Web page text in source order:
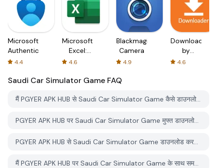
Microsoft
Authenticator
4.4
Microsoft
Excel:
Spreadsheets
4.6
Blackmagic
Camera
4.9
Downloader
by
AFTVnews
4.6
Saudi Car Simulator Game FAQ
मैं PGYER APK HUB से Saudi Car Simulator Game कैसे डाउनलोड करूं?
PGYER APK HUB पर Saudi Car Simulator Game मुफ्त डाउनलोड करने के लिए है?
PGYER APK HUB से Saudi Car Simulator Game डाउनलोड करने के लिए मुझे एक खाता चाहिए?
मैं PGYER APK HUB पर Saudi Car Simulator Game के साथ समस्या कैसे रिपोर्ट कर सकता हूँ?